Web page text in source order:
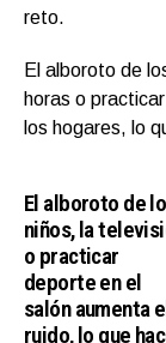
reto.
El alboroto de
horas o
los hogares, lo
El alboroto de
niños, la
o practicar
deporte en el
salón aumenta
ruido, lo que